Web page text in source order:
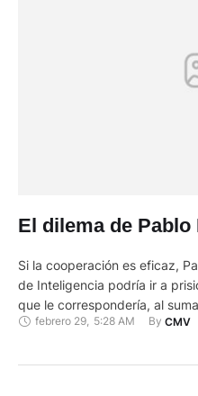
El dilema de Pablo
Si la cooperación es eficaz,
de Inteligencia podría ir a
que le correspondería, al
peculado (7 y 13
cena (junio …
febrero 29, 5:28 AM By CMV